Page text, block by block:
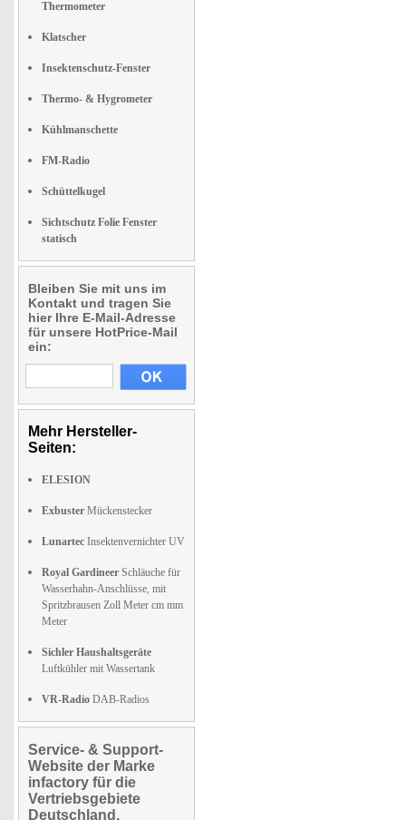
Thermometer
Klatscher
Insektenschutz-Fenster
Thermo- & Hygrometer
Kühlmanschette
FM-Radio
Schüttelkugel
Sichtschutz Folie Fenster
statisch
Bleiben Sie mit uns im
Kontakt und tragen Sie
hier Ihre E-Mail-Adresse
für unsere HotPrice-Mail
ein:
Mehr Hersteller-
Seiten:
ELESION
Exbuster Mückenstecker
Lunartec Insektenvernichter UV
Royal Gardineer Schläuche für
Wasserhahn-Anschlüsse, mit
Spritzbrausen Zoll Meter cm mm
Meter
Sichler Haushaltsgeräte
Luftkühler mit Wassertank
VR-Radio DAB-Radios
Service- & Support-
Website der Marke
infactory für die
Vertriebsgebiete
Deutschland,